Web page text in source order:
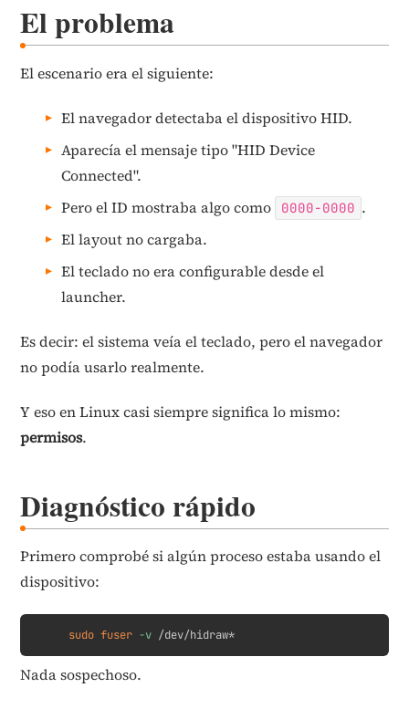
El problema
El escenario era el siguiente:
El navegador detectaba el dispositivo HID.
Aparecía el mensaje tipo "HID Device
Connected".
Pero el ID mostraba algo como
0000-0000 .
El layout no cargaba.
El teclado no era configurable desde el
launcher.
Es decir: el sistema veía el teclado, pero el navegador
no podía usarlo realmente.
Y eso en Linux casi siempre significa lo mismo:
permisos.
Diagnóstico rápido
Primero comprobé si algún proceso estaba usando el
dispositivo:
sudo fuser -v /dev/hidraw*
Nada sospechoso.